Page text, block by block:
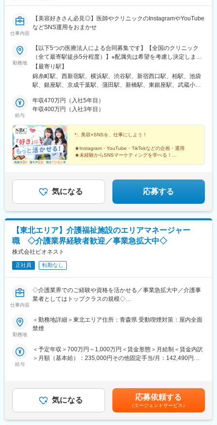
・営業職として正社員登用を目指す（登用試験あり）ケースや、
リアパスを用意しております。
▼入社後の研修体制充実◎
入社後は各エリアで1～2ヶ月研修がございます。業界・職種未経
ォローいたします。
■当ポジションの魅力
・人的マネジメントスキルや園を円滑にするための経営思考能力
が身につきます。
・実力に応じた評価制度ですので、飛び級での昇格や、入社後約6
年で部長まで上がった実例もあり、早期のキャリアアップを目指
すことが可能です。また、本人の能力や意欲に応じたキャリアパ
スが用意されており、SVから総務職へのキャリアチェンジした事
※実力に応じた評価制度：
役員での人事評価会議、実績評価（担当園の離職率など）、日々
の仕事評価、上長面談で決まります。
■働き方：
・社員向け保育園の実質無料、子の看護休暇（小6まで一人当たり
有給年5日支給）
仕事内容
【美容好きさん必見◎】医師やクリニックのInstagramやYouTube
などSNS運用をおまかせ
勤務地
【以下5つの医療法人による合同募集です】【全国のクリニック
（全て最寄駅徒歩5分程度）】※配属先は希望を考慮し決定します
※転居を伴う転勤はありません／U・Iターン歓迎※希望する法人に
応募することが可能です＜医療法人 湘美会＞上野、新宿、横浜、
柏、池袋＜医療法人社団 孝和会＞表参道、上野、品川、渋谷、蒲
新宿、銀座、赤羽、二子玉川、新橋、横浜、宇都宮＜医療法人社
団 愛恵会＞秋葉原、錦糸町、恵比寿、豊洲、足立、川崎、豊橋＜
【最寄り駅】
錦糸町駅、西新宿駅、横浜駅、渋谷駅、新宿西口駅、柏駅、池袋
駅、銀座駅、京成千葉駅、蒲田駅、新橋駅、東銀座駅、武蔵小杉
ケ丘駅、銀座一丁目駅、青葉台駅、新浦安駅、青森駅、東宿郷
駅、表参道駅、上野広小路駅、品川駅、新宿三丁目駅、秋葉原
宿駅、東池袋駅、千葉駅、京急蒲田駅、新高島駅、内幸町駅、向
河原駅、立川駅、新豊洲駅、代官山駅、豊橋駅、有楽町駅、新宿
駅(東京メトロ)、宇都宮駅東口駅、明治神宮前駅、上野御徒町駅、
新宿駅、末広町駅(東京都)、赤羽岩淵駅、二子新地駅、反町駅、都
電雑司ケ谷駅、新千葉駅、高島町駅、汐留駅、立川北駅、駅前
給与
年収470万円（入社5年目）
年収400万円（入社3年目）
*:. 美容×SNSを、仕事にしよう！
★Instagram・YouTube・TikTokなどの企画・運用
★未経験からSNSマーケティングを学べる！
気になる 応募する
【東北エリア】介護福祉施設のエリアマネージャー
職 ◇介護業界経験者歓迎／事業急拡大中◇
株式会社ビオネスト
正社員 転勤なし
仕事内容
◇介護業界でのご経験や資格を活かせる／事業急拡大中／介護事
業者としてはトップクラスの規模◇
■業務内容：【変更の範囲：当社業務全般】
大阪、兵庫を中心に全国で介護事業・医療事業・障がい福祉事業
ます。
施設運営における全般的なマネジメント
◇連携先の開拓
└病院や居宅介護支援事業所、近隣の同業施設など、連携先の開
拓
勤務地
＜勤務地詳細＞東北エリア住所：青森県 受動喫煙対策：屋内全面
禁煙
給与
＜予定年収＞700万円～1,000万円＜賃金形態＞月給制＜賃金内訳
＞月額（基本給）：235,000円その他固定手当/月：142,490円固
収：50万×14回支給※入社月により初回賞与は支給要件あり■賞与
実績：年2回（1回支給実績50万～）賃金はあくまでも目安の金額
であり、選考を通じて上下する可能性があります。月給(月額)は固
定手当を含めた表記です。
気になる 応募依頼する
（エージェントサービス）